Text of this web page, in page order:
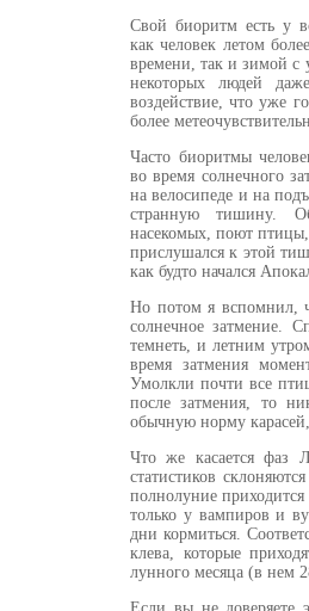
Свой биоритм есть у
как человек летом
времени, так и зимой
некоторых людей
воздействие, что уже
более
Часто биоритмы
во время солнечного
на велосипеде и на
странную тишину.
насекомых, поют
прислушался к этой
как будто начался
Но потом я вспомнил,
солнечное затмение.
темнеть, и летним
время затмения
Умолкли почти все
после затмения, то
обычную норму
Что же касается фаз
статистиков
полнолуние
только у вампиров и
дни кормиться.
клева, которые
лунного месяца (в нем